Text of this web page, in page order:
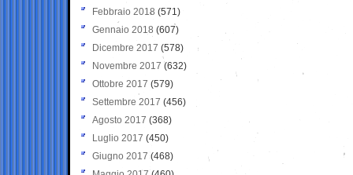
Febbraio 2018 (571)
Gennaio 2018 (607)
Dicembre 2017 (578)
Novembre 2017 (632)
Ottobre 2017 (579)
Settembre 2017 (456)
Agosto 2017 (368)
Luglio 2017 (450)
Giugno 2017 (468)